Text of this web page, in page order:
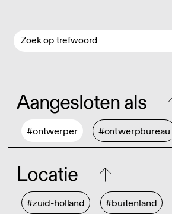
Aangesloten als
#ontwerper #ontwerpbureau
Locatie
#zuid-holland #buitenland